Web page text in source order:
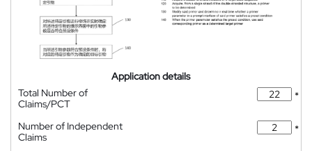
Application details
Total Number of
Claims/PCT
*
Number of Independent
Claims
*